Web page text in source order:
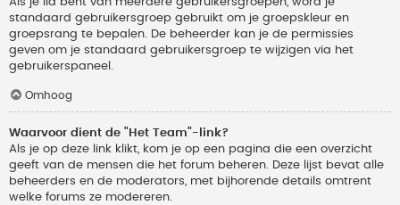
standaard gebruikersgroep gebruikt om je groepskleur en
groepsrang te bepalen. De beheerder kan je de permissies
geven om je standaard gebruikersgroep te wijzigen via het
gebruikerspaneel.
Omhoog
Waarvoor dient de "Het Team"-link?
Als je op deze link klikt, kom je op een pagina die een overzicht
geeft van de mensen die het forum beheren. Deze lijst bevat alle
beheerders en de moderators, met bijhorende details omtrent
welke forums ze modereren.